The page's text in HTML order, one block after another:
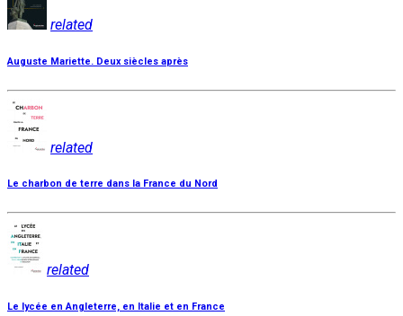
related
Auguste Mariette. Deux siècles après
related
Le charbon de terre dans la France du Nord
related
Le lycée en Angleterre, en Italie et en France